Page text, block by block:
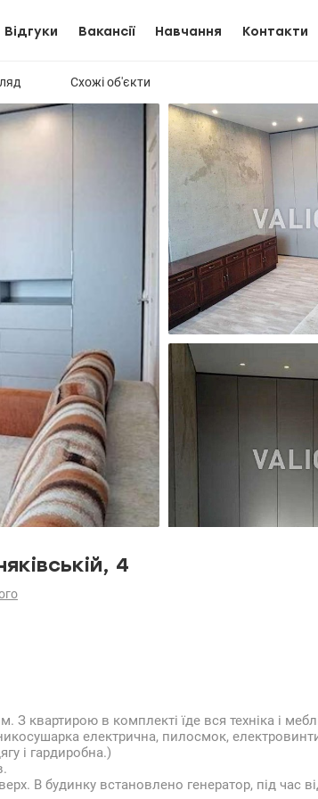
Відгуки Вакансії Навчання Контакти
Схожі об'єкти
4
квартирою в комплекті їде вся техніка і
електрична, пилосмок,
і гардиробна.)
В будинку встановлено генератор, під час